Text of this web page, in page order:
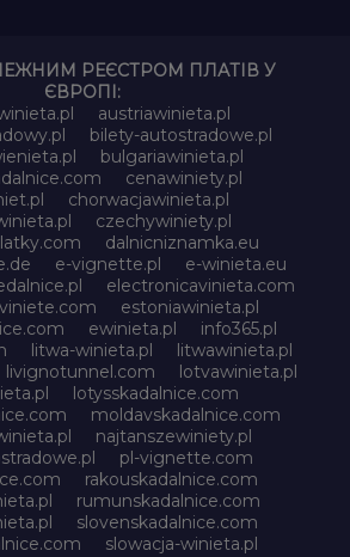
РЕЄСТРОМ ПЛАТІВ У
ЄВРОПІ:
austriawinieta.pl
bilety-autostradowe.pl
bulgariawinieta.pl
cenawiniety.pl
chorwacjawinieta.pl
czechywiniety.pl
dalnicniznamka.eu
e-vignette.pl
e-winieta.eu
electronicavinieta.com
estoniawinieta.pl
ewinieta.pl
info365.pl
litwa-winieta.pl
litwawinieta.pl
livignotunnel.com
lotvawinieta.pl
lotysskadalnice.com
moldavskadalnice.com
najtanszewiniety.pl
pl-vignette.com
rakouskadalnice.com
rumunskadalnice.com
slovenskadalnice.com
slowacja-winieta.pl